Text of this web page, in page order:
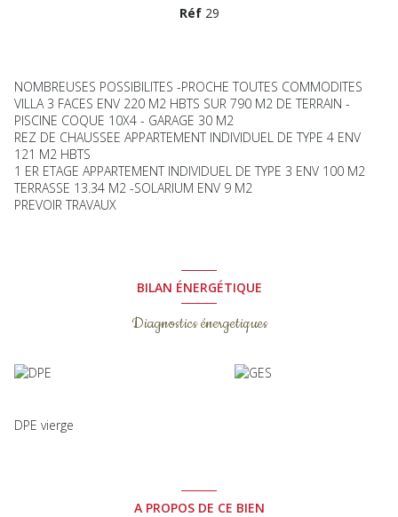
Réf 29
NOMBREUSES POSSIBILITES -PROCHE TOUTES COMMODITES
VILLA 3 FACES ENV 220 M2 HBTS SUR 790 M2 DE TERRAIN -
PISCINE COQUE 10X4 - GARAGE 30 M2
REZ DE CHAUSSEE APPARTEMENT INDIVIDUEL DE TYPE 4 ENV
121 M2 HBTS
1 ER ETAGE APPARTEMENT INDIVIDUEL DE TYPE 3 ENV 100 M2
TERRASSE 13.34 M2 -SOLARIUM ENV 9 M2
PREVOIR TRAVAUX
BILAN ÉNERGÉTIQUE
Diagnostics énergetiques
DPE vierge
A PROPOS DE CE BIEN